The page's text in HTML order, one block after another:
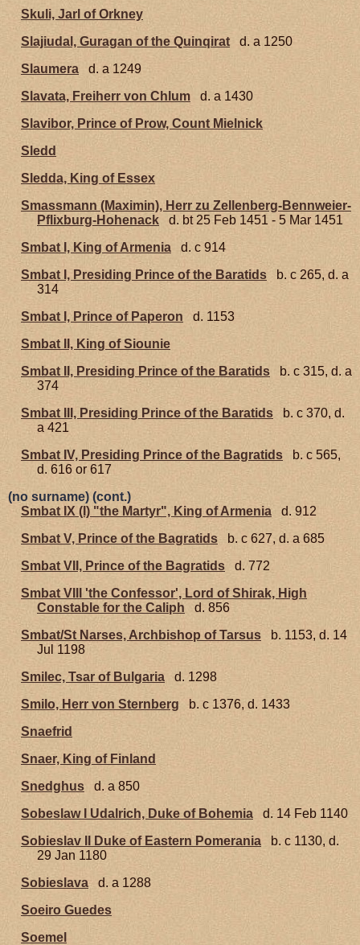
Skuli, Jarl of Orkney
Slajiudal, Guragan of the Quinqirat
d. a 1250
Slaumera
d. a 1249
Slavata, Freiherr von Chlum
d. a 1430
Slavibor, Prince of Prow, Count Mielnick
Sledd
Sledda, King of Essex
Smassmann (Maximin), Herr zu Zellenberg-Bennweier-
Pflixburg-Hohenack
d. bt 25 Feb 1451 - 5 Mar 1451
Smbat I, King of Armenia
d. c 914
Smbat I, Presiding Prince of the Baratids
b. c 265, d. a
314
Smbat I, Prince of Paperon
d. 1153
Smbat II, King of Siounie
Smbat II, Presiding Prince of the Baratids
b. c 315, d. a
374
Smbat III, Presiding Prince of the Baratids
b. c 370, d.
a 421
Smbat IV, Presiding Prince of the Bagratids
b. c 565,
d. 616 or 617
(no surname) (cont.)
Smbat IX (I) "the Martyr", King of Armenia
d. 912
Smbat V, Prince of the Bagratids
b. c 627, d. a 685
Smbat VII, Prince of the Bagratids
d. 772
Smbat VIII 'the Confessor', Lord of Shirak, High
Constable for the Caliph
d. 856
Smbat/St Narses, Archbishop of Tarsus
b. 1153, d. 14
Jul 1198
Smilec, Tsar of Bulgaria
d. 1298
Smilo, Herr von Sternberg
b. c 1376, d. 1433
Snaefrid
Snaer, King of Finland
Snedghus
d. a 850
Sobeslaw I Udalrich, Duke of Bohemia
d. 14 Feb 1140
Sobieslav II Duke of Eastern Pomerania
b. c 1130, d.
29 Jan 1180
Sobieslava
d. a 1288
Soeiro Guedes
Soemel